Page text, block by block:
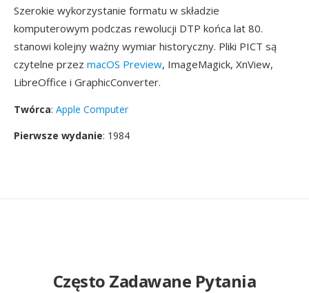
Szerokie wykorzystanie formatu w składzie
komputerowym podczas rewolucji DTP końca lat 80.
stanowi kolejny ważny wymiar historyczny. Pliki PICT są
czytelne przez macOS Preview, ImageMagick, XnView,
LibreOffice i GraphicConverter.
Twórca: Apple Computer
Pierwsze wydanie: 1984
Często Zadawane Pytania